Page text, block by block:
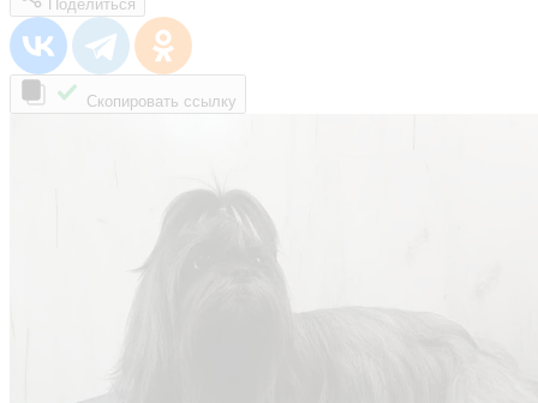
Поделиться
Скопировать ссылку